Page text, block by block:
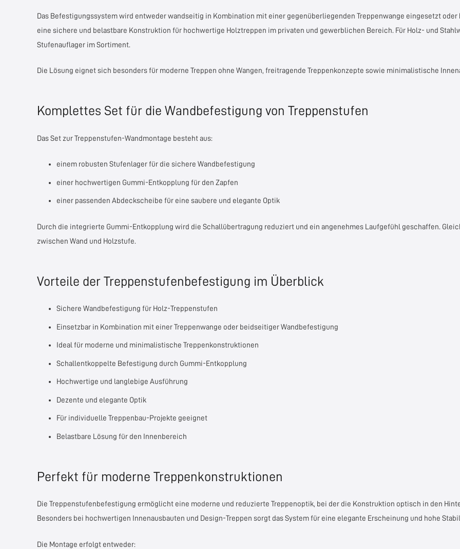
Das Befestigungssystem wird entweder wandseitig in Kombination mit einer gegenüberliegenden Treppenwange eingesetzt
eine sichere und belastbare Konstruktion für hochwertige Holztreppen im privaten und gewerblichen Bereich. Für Holz- und
Stufenauflager im Sortiment.
Die Lösung eignet sich besonders für moderne Treppen ohne Wangen, freitragende Treppenkonzepte sowie minimalistische
Komplettes Set für die Wandbefestigung von Treppenstufen
Das Set zur Treppenstufen-Wandmontage besteht aus:
einem robusten Stufenlager für die sichere Wandbefestigung
einer hochwertigen Gummi-Entkopplung für den Zapfen
einer passenden Abdeckscheibe für eine saubere und elegante Optik
Durch die integrierte Gummi-Entkopplung wird die Schallübertragung reduziert und ein angenehmes Laufgefühl geschaffen.
zwischen Wand und Holzstufe.
Vorteile der Treppenstufenbefestigung im Überblick
Sichere Wandbefestigung für Holz-Treppenstufen
Einsetzbar in Kombination mit einer Treppenwange oder beidseitiger Wandbefestigung
Ideal für moderne und minimalistische Treppenkonstruktionen
Schallentkoppelte Befestigung durch Gummi-Entkopplung
Hochwertige und langlebige Ausführung
Dezente und elegante Optik
Für individuelle Treppenbau-Projekte geeignet
Belastbare Lösung für den Innenbereich
Perfekt für moderne Treppenkonstruktionen
Die Treppenstufenbefestigung ermöglicht eine moderne und reduzierte Treppenoptik, bei der die Konstruktion optisch in den
Besonders bei hochwertigen Innenausbauten und Design-Treppen sorgt das System für eine elegante Erscheinung und hohe
Die Montage erfolgt entweder: